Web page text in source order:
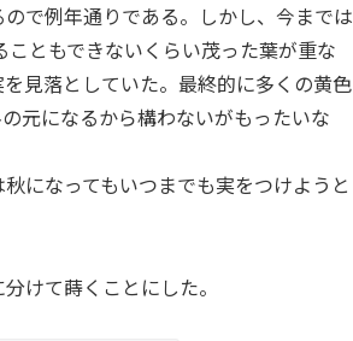
で例年通りである。しかし、今までは
ともできないくらい茂った葉が重な
見落としていた。最終的に多くの黄色
元になるから構わないがもったいな
になってもいつまでも実をつけようと
けて蒔くことにした。